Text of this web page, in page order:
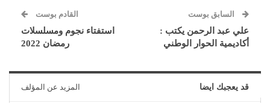
السابق بوست
علي عبد الرحمن يكتب :
أكاديمية الحوار الوطني
القادم بوست
استفتاء نجوم ومسلسلات
رمضان 2022
قد يعجبك ايضا المزيد عن المؤلف